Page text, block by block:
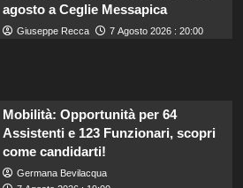
agosto a Ceglie Messapica
Giuseppe Recca 7 Agosto 2026 : 20:00
Mobilità: Opportunità per 64
Assistenti e 123 Funzionari, scopri
come candidarti!
Germana Bevilacqua